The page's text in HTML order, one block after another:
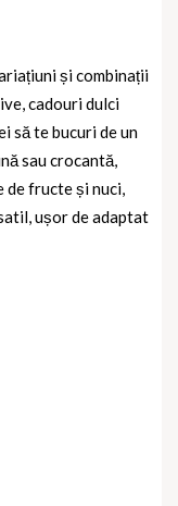
și combinații
cadouri dulci
să te bucuri de un
sau crocantă,
de fructe și nuci,
ușor de adaptat